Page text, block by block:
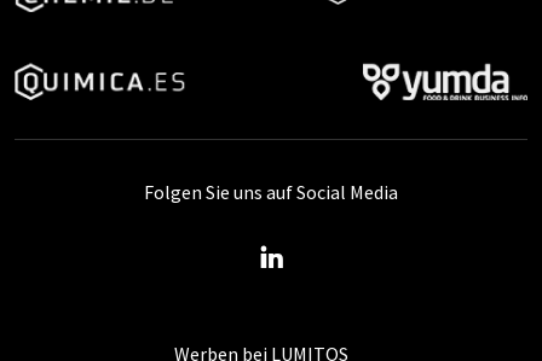
Werben bei LUMITOS
Folgen Sie uns auf Social Media